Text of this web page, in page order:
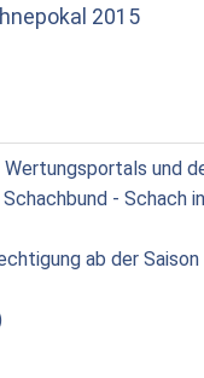
2015
und
- Schach in
ab der Saison